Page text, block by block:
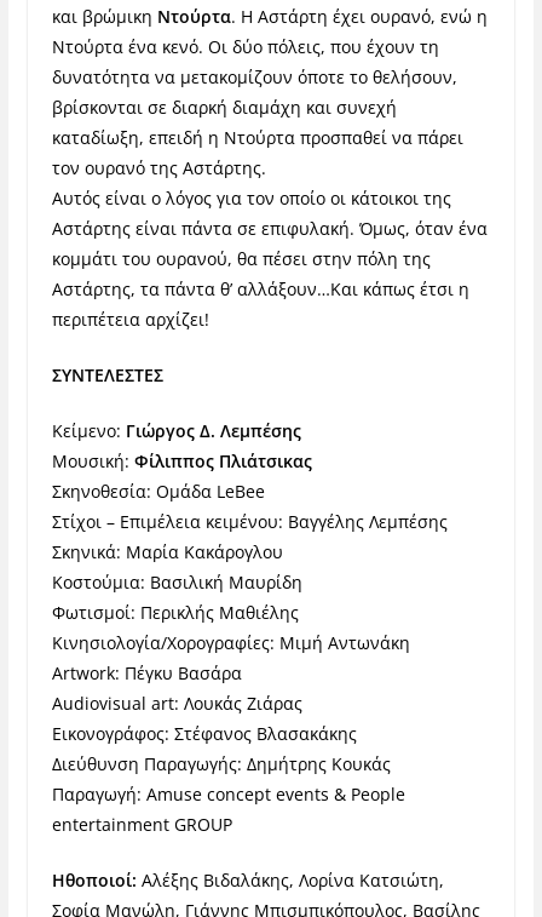
και βρώμικη Ντούρτα. Η Αστάρτη έχει ουρανό, ενώ η
Ντούρτα ένα κενό. Οι δύο πόλεις, που έχουν τη
δυνατότητα να μετακομίζουν όποτε το θελήσουν,
βρίσκονται σε διαρκή διαμάχη και συνεχή
καταδίωξη, επειδή η Ντούρτα προσπαθεί να πάρει
τον ουρανό της Αστάρτης.
Αυτός είναι ο λόγος για τον οποίο οι κάτοικοι της
Αστάρτης είναι πάντα σε επιφυλακή. Όμως, όταν ένα
κομμάτι του ουρανού, θα πέσει στην πόλη της
Αστάρτης, τα πάντα θ’ αλλάξουν…Και κάπως έτσι η
περιπέτεια αρχίζει!
ΣΥΝΤΕΛΕΣΤΕΣ
Κείμενο: Γιώργος Δ. Λεμπέσης
Μουσική: Φίλιππος Πλιάτσικας
Σκηνοθεσία: Ομάδα LeBee
Στίχοι – Επιμέλεια κειμένου: Βαγγέλης Λεμπέσης
Σκηνικά: Μαρία Κακάρογλου
Κοστούμια: Βασιλική Μαυρίδη
Φωτισμοί: Περικλής Μαθιέλης
Κινησιολογία/Χορογραφίες: Μιμή Αντωνάκη
Artwork: Πέγκυ Βασάρα
Audiovisual art: Λουκάς Ζιάρας
Εικονογράφος: Στέφανος Βλασακάκης
Διεύθυνση Παραγωγής: Δημήτρης Κουκάς
Παραγωγή: Amuse concept events & People
entertainment GROUP
Ηθοποιοί: Αλέξης Βιδαλάκης, Λορίνα Κατσιώτη,
Σοφία Μανώλη, Γιάννης Μπισμπικόπουλος, Βασίλης